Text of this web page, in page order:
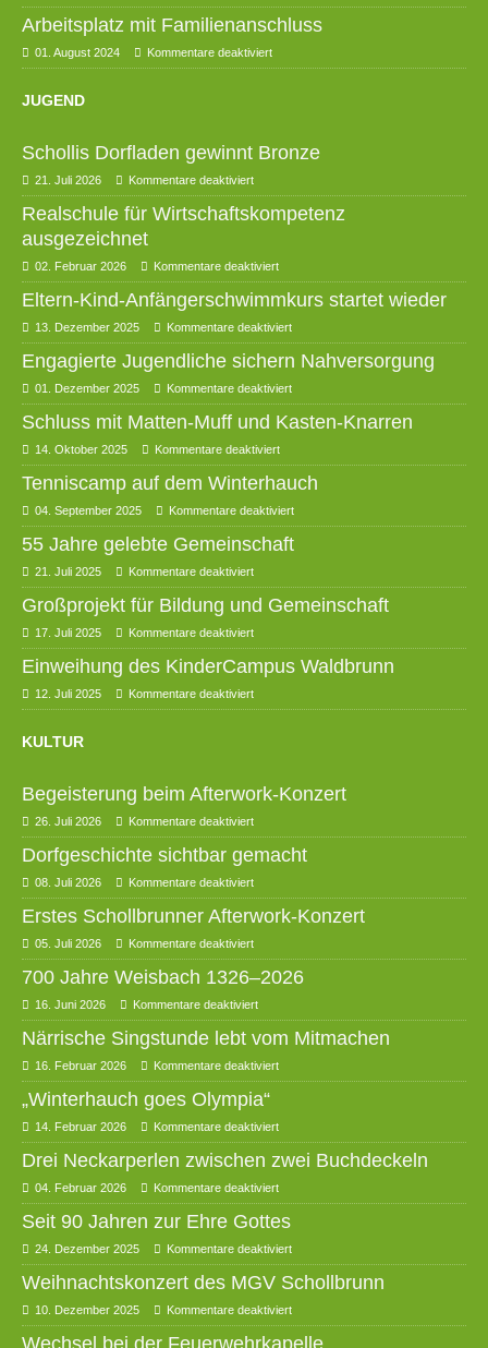
Arbeitsplatz mit Familienanschluss
01. August 2024 Kommentare deaktiviert
JUGEND
Schollis Dorfladen gewinnt Bronze
21. Juli 2026 Kommentare deaktiviert
Realschule für Wirtschaftskompetenz
ausgezeichnet
02. Februar 2026 Kommentare deaktiviert
Eltern-Kind-Anfängerschwimmkurs startet wieder
13. Dezember 2025 Kommentare deaktiviert
Engagierte Jugendliche sichern Nahversorgung
01. Dezember 2025 Kommentare deaktiviert
Schluss mit Matten-Muff und Kasten-Knarren
14. Oktober 2025 Kommentare deaktiviert
Tenniscamp auf dem Winterhauch
04. September 2025 Kommentare deaktiviert
55 Jahre gelebte Gemeinschaft
21. Juli 2025 Kommentare deaktiviert
Großprojekt für Bildung und Gemeinschaft
17. Juli 2025 Kommentare deaktiviert
Einweihung des KinderCampus Waldbrunn
12. Juli 2025 Kommentare deaktiviert
KULTUR
Begeisterung beim Afterwork-Konzert
26. Juli 2026 Kommentare deaktiviert
Dorfgeschichte sichtbar gemacht
08. Juli 2026 Kommentare deaktiviert
Erstes Schollbrunner Afterwork-Konzert
05. Juli 2026 Kommentare deaktiviert
700 Jahre Weisbach 1326–2026
16. Juni 2026 Kommentare deaktiviert
Närrische Singstunde lebt vom Mitmachen
16. Februar 2026 Kommentare deaktiviert
„Winterhauch goes Olympia“
14. Februar 2026 Kommentare deaktiviert
Drei Neckarperlen zwischen zwei Buchdeckeln
04. Februar 2026 Kommentare deaktiviert
Seit 90 Jahren zur Ehre Gottes
24. Dezember 2025 Kommentare deaktiviert
Weihnachtskonzert des MGV Schollbrunn
10. Dezember 2025 Kommentare deaktiviert